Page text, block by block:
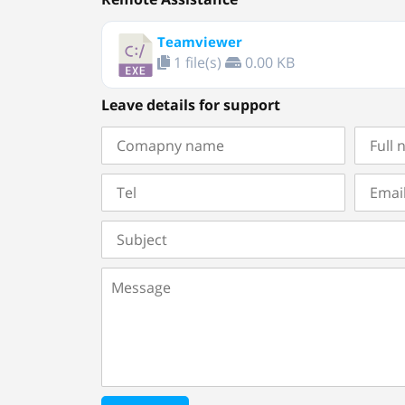
Teamviewer
1 file(s) 0.00 KB
Leave details for support
Comapny
name
Full
name
of
person
Tel Email
Subject
Message